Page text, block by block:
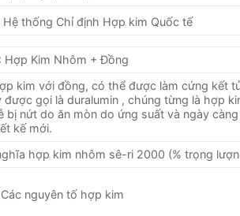
Hệ thống Chỉ định Hợp kim Quốc tế
Hợp Kim Nhôm + Đồng
kim với đồng, có thể được làm cứng kết
gọi là duralumin , chúng từng là hợp
bị nứt do ăn mòn do ứng suất và ngày
kế mới.
hợp kim nhôm sê-ri 2000 (% trọng
Các nguyên tố hợp kim